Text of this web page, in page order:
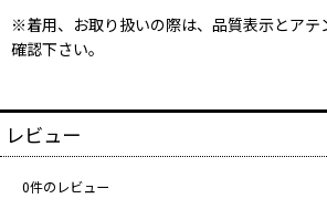
※着用、お取り扱いの際は、品質表示とアテ
確認下さい。
レビュー
0件のレビュー